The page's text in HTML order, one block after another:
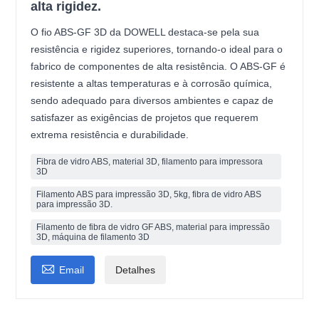
alta rigidez.
O fio ABS-GF 3D da DOWELL destaca-se pela sua
resistência e rigidez superiores, tornando-o ideal para o
fabrico de componentes de alta resistência. O ABS-GF é
resistente a altas temperaturas e à corrosão química,
sendo adequado para diversos ambientes e capaz de
satisfazer as exigências de projetos que requerem
extrema resistência e durabilidade.
Fibra de vidro ABS, material 3D, filamento para impressora
3D
Filamento ABS para impressão 3D, 5kg, fibra de vidro ABS
para impressão 3D.
Filamento de fibra de vidro GF ABS, material para impressão
3D, máquina de filamento 3D
 Email Detalhes